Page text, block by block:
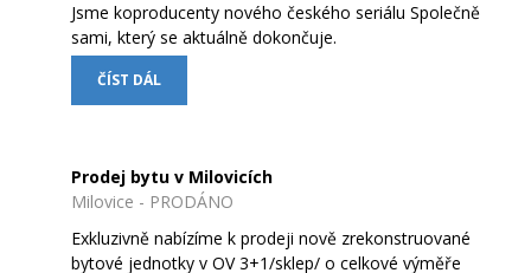
Jsme koproducenty nového českého seriálu Společně
sami, který se aktuálně dokončuje.
ČÍST DÁL
Prodej bytu v Milovicích
Milovice - PRODÁNO
Exkluzivně nabízíme k prodeji nově zrekonstruované
bytové jednotky v OV 3+1/sklep/ o celkové výměře